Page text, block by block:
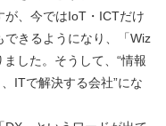
が、今ではIoT・ICTだけ
きるようになり、「Wiz
した。そうして、“情報
ITで解決する会社”にな